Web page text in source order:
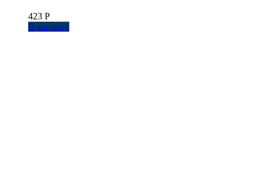
423 Р
В корзину